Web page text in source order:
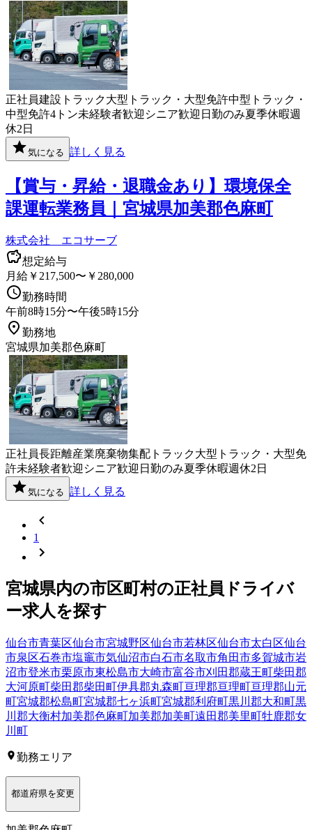
正社員建設 トラック大型トラック・大型免許中型トラック・
中型免許4トン未経験者歓迎 シニア歓迎 日勤のみ夏季休暇週
休2日
気になる 詳しく見る
【賞与・昇給・退職金あり】環境保全
課運転業務員｜宮城県加美郡色麻町
株式会社 エコサーブ
想定給与
月給￥217,500〜￥280,000
勤務時間
午前8時15分〜午後5時15分
勤務地
宮城県加美郡色麻町
正社員長距離産業廃棄物集配 トラック大型トラック・大型免
許未経験者歓迎 シニア歓迎 日勤のみ夏季休暇週休2日
気になる 詳しく見る
1
宮城県内の市区町村の正社員 ドライバ
ー求人を探す
仙台市青葉区仙台市宮城野区仙台市若林区仙台市太白区仙台
市泉区石巻市塩竈市気仙沼市白石市名取市角田市多賀城市岩
沼市登米市栗原市東松島市大崎市富谷市刈田郡蔵王町柴田郡
大河原町柴田郡柴田町伊具郡丸森町亘理郡亘理町亘理郡山元
町宮城郡松島町宮城郡七ヶ浜町宮城郡利府町黒川郡大和町黒
川郡大衡村加美郡色麻町加美郡加美町遠田郡美里町牡鹿郡女
川町
勤務エリア
都道府県を変更